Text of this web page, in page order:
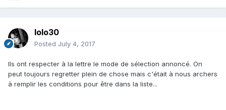
lolo30
Posted July 4, 2017
Ils ont respecter à la lettre le mode de sélection annoncé. On
peut toujours regretter plein de chose mais c'était à nous archers
à remplir les conditions pour être dans la liste...